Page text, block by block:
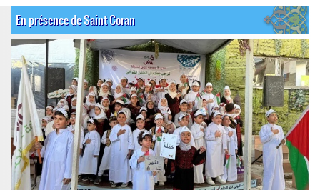
En présence de Saint Coran